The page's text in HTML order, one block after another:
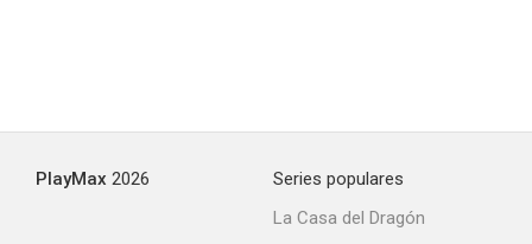
PlayMax 2026
Series populares
La Casa del Dragón